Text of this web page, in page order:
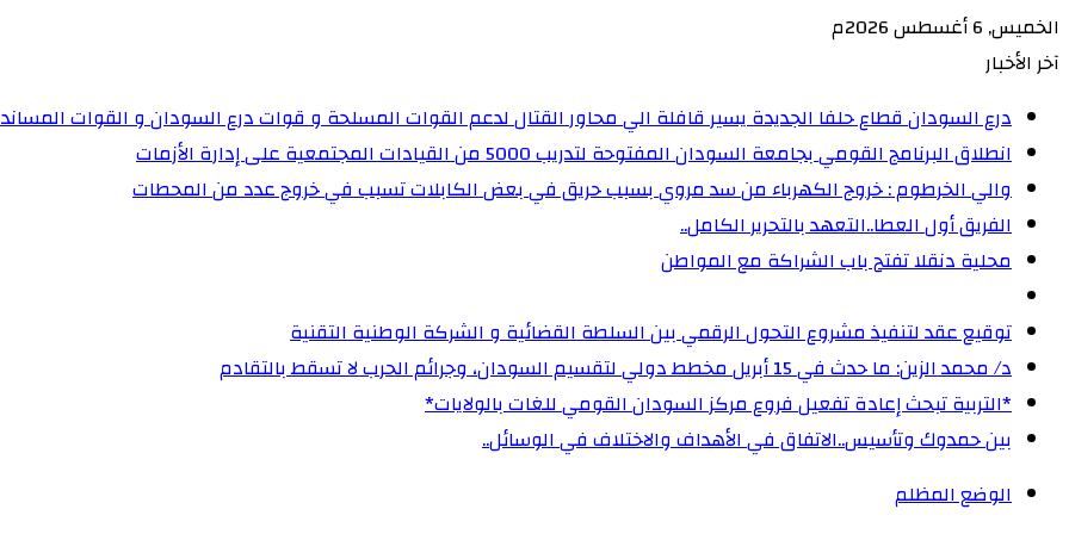
الخميس, 6 أغسطس 2026م
آخر الأخبار
درع السودان قطاع حلفا الجديدة يسير قافلة الي محاور القتال لدعم القوات المسلحة و قوات درع السودان و القوات
انطلاق البرنامج القومي بجامعة السودان المفتوحة لتدريب 5000 من القيادات المجتمعية على إدارة الأزمات
والي الخرطوم : خروج الكهرباء من سد مروي بسبب حريق في بعض الكابلات تسبب في خروج عدد من المحطات
الفريق أول العطا..التعهد بالتحرير الكامل..
محلية دنقلا تفتح باب الشراكة مع المواطن
توقيع عقد لتنفيذ مشروع التحول الرقمي بين السلطة القضائية و الشركة الوطنية التقنية
د/ محمد الزين: ما حدث في 15 أبريل مخطط دولي لتقسيم السودان، وجرائم الحرب لا تسقط بالتقادم‏
‏*التربية تبحث إعادة تفعيل فروع مركز السودان القومي للغات بالولايات*
بين حمدوك وتأسيس..الاتفاق في الأهداف والاختلاف في الوسائل..
الوضع المظلم